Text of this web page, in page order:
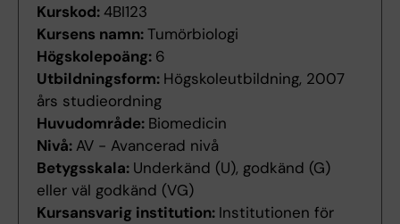
Kurskod:4BI123
Kursens namn:Tumörbiologi
Högskolepoäng: 6
Utbildningsform: Högskoleutbildning, 2007
års studieordning
Huvudområde: Biomedicin
Nivå: AV - Avancerad nivå
Betygsskala: Underkänd (U), godkänd (G)
eller väl godkänd (VG)
Kursansvarig institution: Institutionen för